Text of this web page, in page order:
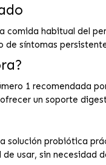
comida habitual del
de síntomas
1 recomendada
un soporte
solución probiótica
usar, sin